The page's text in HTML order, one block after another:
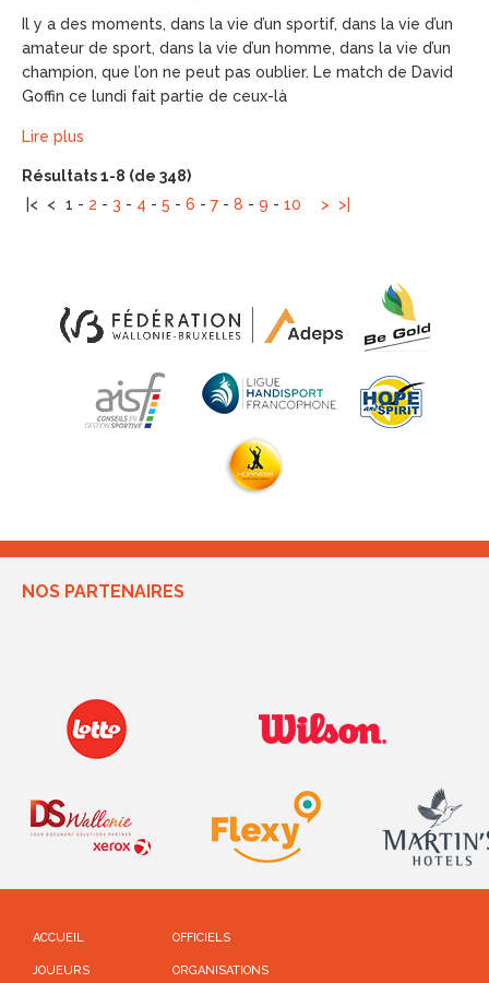
Il y a des moments, dans la vie d’un sportif, dans la vie d’un
amateur de sport, dans la vie d’un homme, dans la vie d’un
champion, que l’on ne peut pas oublier. Le match de David
Goffin ce lundi fait partie de ceux-là
Lire plus
Résultats 1-8 (de 348)
|< < 1 - 2 - 3 - 4 - 5 - 6 - 7 - 8 - 9 - 10 > >|
NOS PARTENAIRES
ACCUEIL
JOUEURS
OFFICIELS
ORGANISATIONS